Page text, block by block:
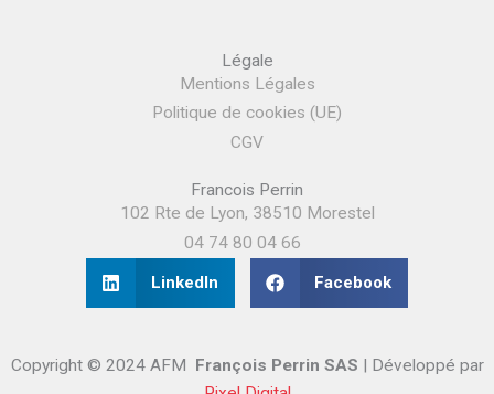
Légale
Mentions Légales
Politique de cookies (UE)
CGV
Francois Perrin
102 Rte de Lyon, 38510 Morestel
04 74 80 04 66
LinkedIn Facebook
Copyright © 2024 AFM François Perrin SAS | Développé par